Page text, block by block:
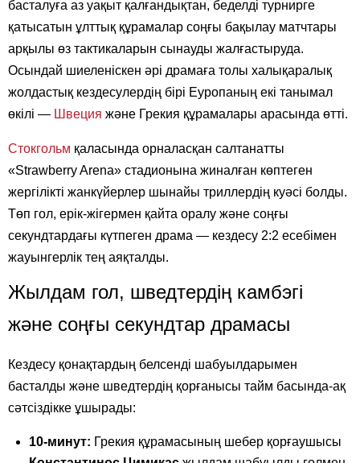
басталуға аз уақыт қалғандықтан, беделді турнирге
қатысатын ұлттық құрамалар соңғы бақылау матчтары
арқылы өз тактикаларын сынауды жалғастыруда.
Осындай шиеленіскен әрі драмаға толы халықаралық
жолдастық кездесулердің бірі Еуропаның екі танымал
өкілі — Швеция және Грекия құрамалары арасында өтті.
Стокгольм қаласында орналасқан салтанатты
«Strawberry Arena» стадионына жиналған көптеген
жергілікті жанкүйерлер шынайы триллердің куәсі болды.
Төп гол, ерік-жігермен қайта оралу және соңғы
секундтардағы күтпеген драма — кездесу 2:2 есебімен
жауынгерлік тең аяқталды.
Жылдам гол, шведтердің камбэгі
және соңғы секундтар драмасы
Кездесу қонақтардың белсенді шабуылдарымен
басталды және шведтердің қорғанысы тайм басында-ақ
сәтсіздікке ұшырады:
10-минут: Грекия құрамасының шебер қорғаушысы